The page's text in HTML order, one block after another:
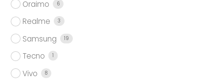
Oraimo 6
Realme 3
Samsung 19
Tecno 1
Vivo 8